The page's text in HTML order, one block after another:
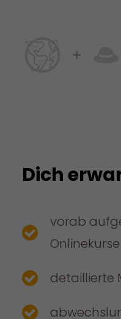
Dich
vorab
Onlinekurse
detaillierte